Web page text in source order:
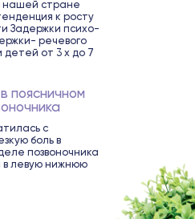
нашей стране
к росту
Задержки психо-
речевого
детей от 3 х до 7
поясничном
с
боль в
позвоночника
в левую нижнюю